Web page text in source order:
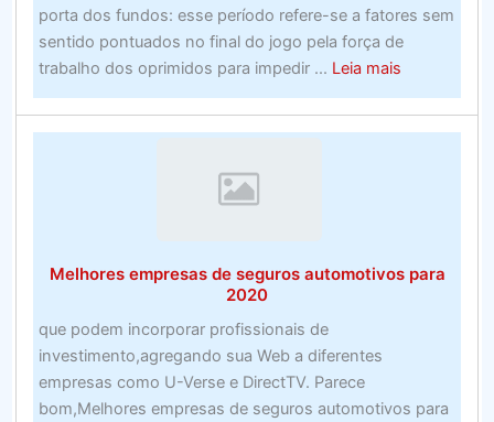
porta dos fundos: esse período refere-se a fatores sem
sentido pontuados no final do jogo pela força de
trabalho dos oprimidos para impedir ... Leia maisabout
Melhores
apostas
–
apostas
Melhores empresas de seguros automotivos para
2020
que podem incorporar profissionais de
investimento,agregando sua Web a diferentes
empresas como U-Verse e DirectTV. Parece
bom,Melhores empresas de seguros automotivos para